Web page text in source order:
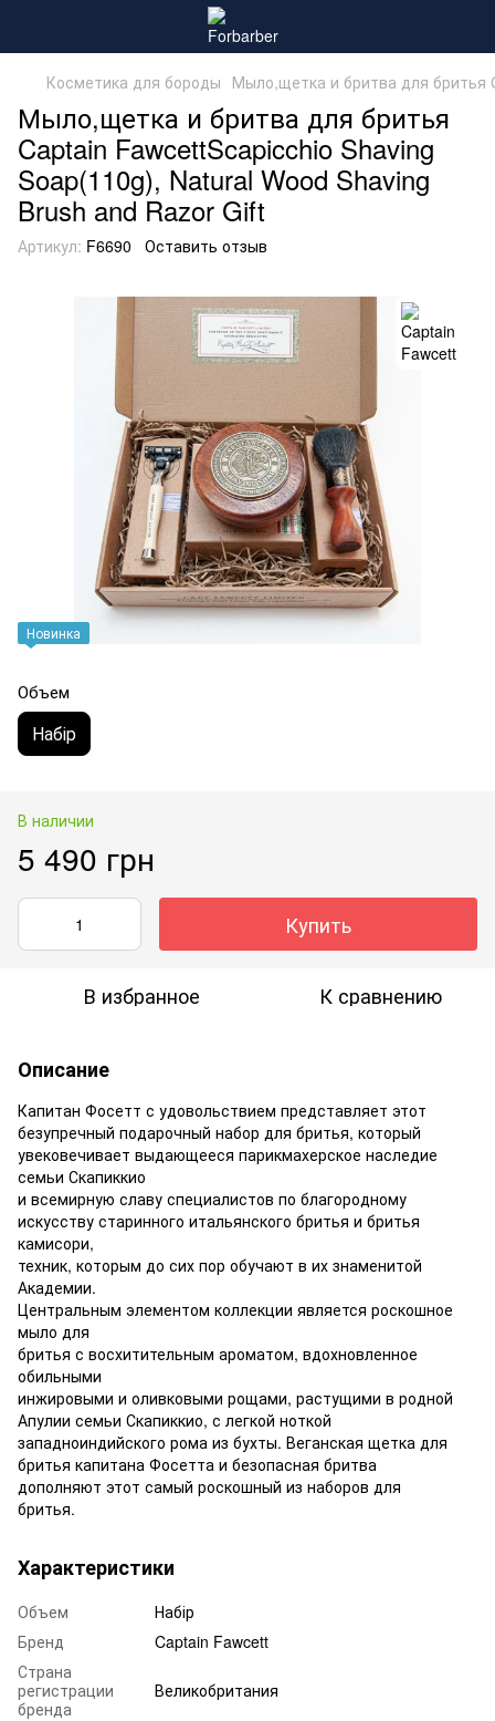
Косметика для бороды Мыло,щетка и бритва для бритья
Мыло,щетка и бритва для бритья
Captain FawcettScapicchio Shaving
Soap(110g), Natural Wood Shaving
Brush and Razor Gift
Артикул: F6690 Оставить отзыв
Новинка
Объем
Набір
В наличии
5 490 грн
Купить
В избранное К сравнению
Описание
Капитан Фосетт с удовольствием представляет этот
безупречный подарочный набор для бритья, который
увековечивает выдающееся парикмахерское наследие
семьи Скапиккио
и всемирную славу специалистов по благородному
искусству старинного итальянского бритья и бритья
камисори,
техник, которым до сих пор обучают в их знаменитой
Академии.
Центральным элементом коллекции является роскошное
мыло для
бритья с восхитительным ароматом, вдохновленное
обильными
инжировыми и оливковыми рощами, растущими в родной
Апулии семьи Скапиккио, с легкой ноткой
западноиндийского рома из бухты. Веганская щетка для
бритья капитана Фосетта и безопасная бритва
дополняют этот самый роскошный из наборов для
бритья.
Характеристики
Объем
Набір
Бренд
Captain Fawcett
Страна
регистрации
бренда
Великобритания